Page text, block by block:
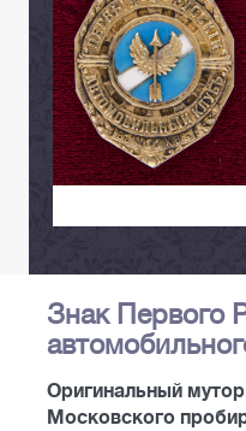
Знак Первого
Оригинальный
Московского